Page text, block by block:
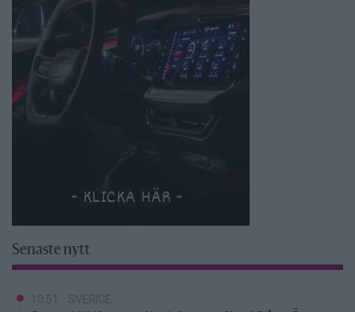
Senaste nytt
10:51 SVERIGE